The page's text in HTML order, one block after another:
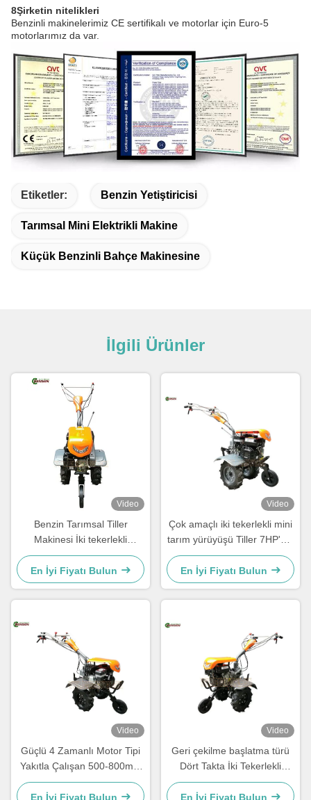
8Şirketin nitelikleri
Benzinli makinelerimiz CE sertifikalı ve motorlar için Euro-5
motorlarımız da var.
Etiketler: Benzin Yetiştiricisi
Tarımsal Mini Elektrikli Makine
Küçük Benzinli Bahçe Makinesine
İlgili Ürünler
Video
Benzin Tarımsal Tiller
Makinesi İki tekerlekli
Tarımsal Traktör 7HP
En İyi Fiyatı Bulun
Video
Çok amaçlı iki tekerlekli mini
tarım yürüyüşü Tiller 7HP'nin
arkasında
En İyi Fiyatı Bulun
Video
Güçlü 4 Zamanlı Motor Tipi
Yakıtla Çalışan 500-800mm
Genişlikli Tillerler
En İyi Fiyatı Bulun
Video
Geri çekilme başlatma türü
Dört Takta İki Tekerlekli
Tarımsal Traktör 100 Lbs
Kapasitesiyle
En İyi Fiyatı Bulun